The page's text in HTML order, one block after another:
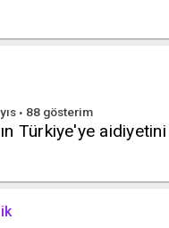
88 gösterim
Türkiye'ye